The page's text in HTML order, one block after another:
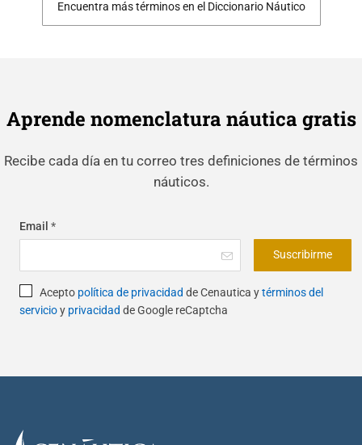
Encuentra más términos en el Diccionario Náutico
Aprende nomenclatura náutica gratis
Recibe cada día en tu correo tres definiciones de términos
náuticos.
Email *
Suscribirme
Acepto política de privacidad de Cenautica ytérminos del
servicioy privacidad de Google reCaptcha